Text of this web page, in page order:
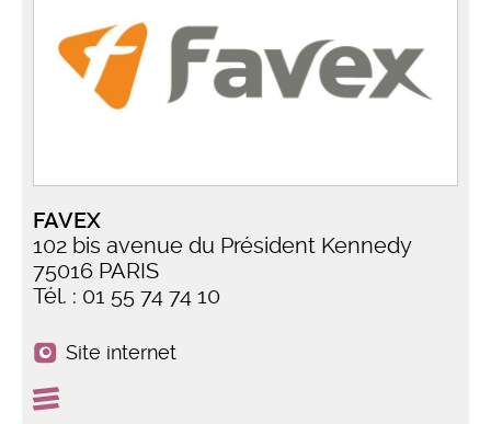
FAVEX
102 bis avenue du Président Kennedy
75016 PARIS
Tél. : 01 55 74 74 10
Site internet